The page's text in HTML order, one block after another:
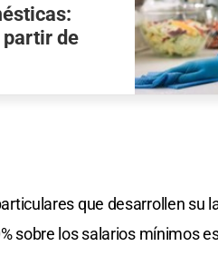
partir de
que desarrollen su
sobre los salarios mínimos